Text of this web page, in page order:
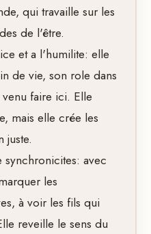
qui travaille sur les
de l'être.
et a l'humilite: elle
de vie, son role dans
faire ici. Elle
mais elle crée les
juste.
synchronicites: avec
les
à voir les fils qui
reveille le sens du